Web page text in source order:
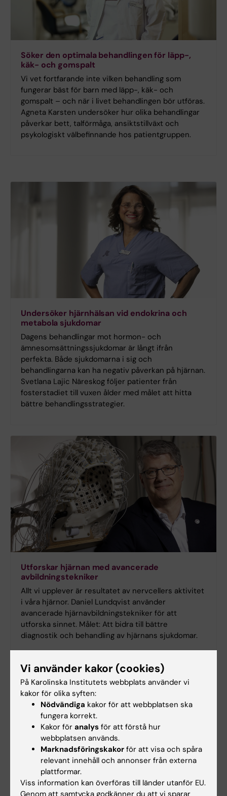
Söker den optimala behandlingen för läpp-,
käk- och gomspalt
Vi vet fortfarande inte vilken behandling som
fungerar bäst för barn med läpp-, käk- och
gomspalt – och när i livet behandlingen bör utföras.
Agneta Karsten undersöker hur olika behandlingar
påverkar bett, talförmåga, ansiktstillväxt och
psykologiskt välbefinnande hos patientgruppen.
Undersöker hjärnhälsan vid endokrina och
metabola sjukdomar
Dagens behandlingar mot hormon- och
ämnesomsättningssjukdomar är långt ifrån
perfekta. Både sjukdomarna i sig och
behandlingarna kan ha negativ påverkan på hjärnan.
Svetlana Lajic Näreskog följer patienter från
fosterstadiet till vuxen ålder med målet att hitta
bättre behandlingsstrategier.
Utforskar hjärnan med avancerade
avbildningstekniker
Allt vi upplever är resultatet av nervcellers aktivitet
i våra hjärnor. Daniel Lundqvist använder
avancerade hjärnavbildningstekniker för att
utforska sinnet. Målet: Att bidra till bättre
diagnostik och behandling av hjärnans sjukdomar.
Vi använder kakor (cookies)
På Karolinska Institutets webbplats använder vi
kakor för olika syften:
Nödvändiga kakor för att webbplatsen ska
fungera korrekt.
Kakor för analys för att förstå hur
webbplatsen används.
Marknadsföringskakor för att visa och spåra
relevant innehåll och annonser från externa
plattformar.
Viss information kan överföras till länder utanför EU.
Genom att samtycka godkänner du att vi sparar